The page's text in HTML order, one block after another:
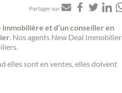
Partager sur
et d’un conseiller en
. Nos agents New Deal Immobilier
elles sont en ventes, elles doivent